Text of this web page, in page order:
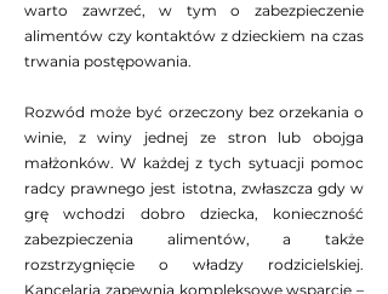
warto zawrzeć, w tym o zabezpieczenie
alimentów czy kontaktów z dzieckiem na czas
trwania postępowania.
Rozwód może być orzeczony bez orzekania o
winie, z winy jednej ze stron lub obojga
małżonków. W każdej z tych sytuacji pomoc
radcy prawnego jest istotna, zwłaszcza gdy w
grę wchodzi dobro dziecka, konieczność
zabezpieczenia alimentów, a także
rozstrzygnięcie o władzy rodzicielskiej.
Kancelaria zapewnia kompleksowe wsparcie –